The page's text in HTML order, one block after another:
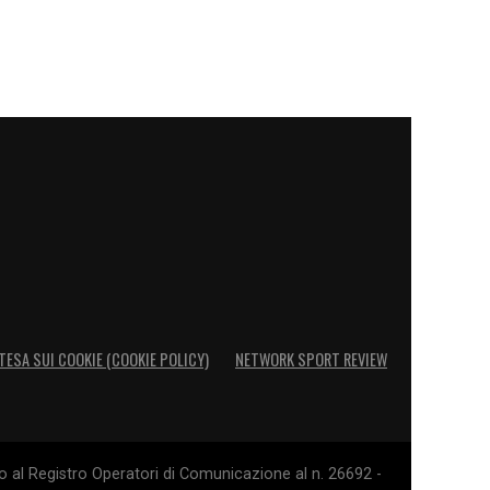
SUI COOKIE (COOKIE POLICY) NETWORK SPORT REVIEW
Registro Operatori di Comunicazione al n. 26692 -